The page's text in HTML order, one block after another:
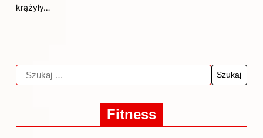
krążyły…
Fitness